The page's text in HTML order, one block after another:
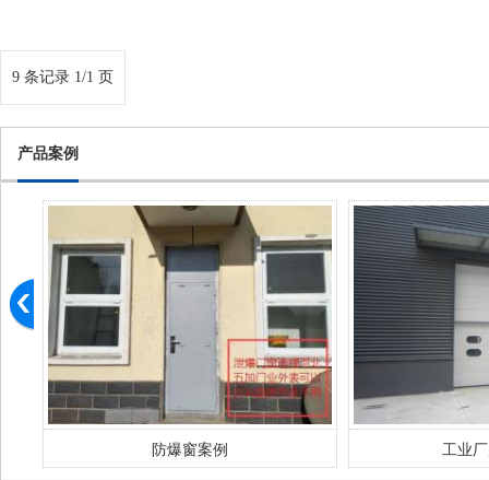
9 条记录 1/1 页
产品案例
防爆窗案例 工业厂房门案例